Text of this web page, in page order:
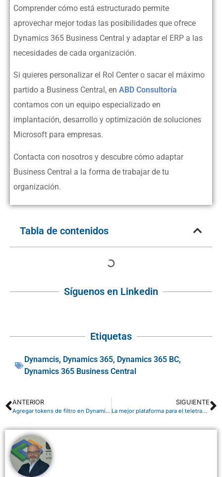
Comprender cómo está estructurado permite
aprovechar mejor todas las posibilidades que ofrece
Dynamics 365 Business Central y adaptar el ERP a las
necesidades de cada organización.
Si quieres personalizar el Rol Center o sacar el máximo
partido a Business Central, en ABD Consultoría
contamos con un equipo especializado en
implantación, desarrollo y optimización de soluciones
Microsoft para empresas.
Contacta con nosotros y descubre cómo adaptar
Business Central a la forma de trabajar de tu
organización.
Tabla de contenidos
Síguenos en Linkedin
Etiquetas
Dynamcis, Dynamics 365, Dynamics 365 BC,
Dynamics 365 Business Central
ANTERIOR
Agregar tokens de filtro en Dynamics 365
SIGUIENTE
La mejor plataforma para el teletrabajo es Microsoft 365